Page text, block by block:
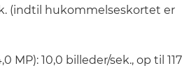
(indtil hukommelseskortet er
MP): 10,0 billeder/sek., op til 117